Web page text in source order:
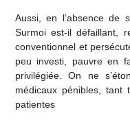
Aussi, en l’absence de
Surmoi est-il défaillant,
conventionnel et
peu investi, pauvre en
privilégiée. On ne
médicaux pénibles, tant
patientes